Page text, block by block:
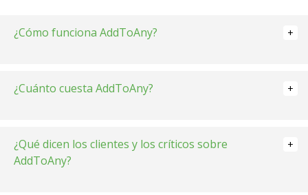
¿Cómo funciona AddToAny?
¿Cuánto cuesta AddToAny?
¿Qué dicen los clientes y los críticos sobre
AddToAny?